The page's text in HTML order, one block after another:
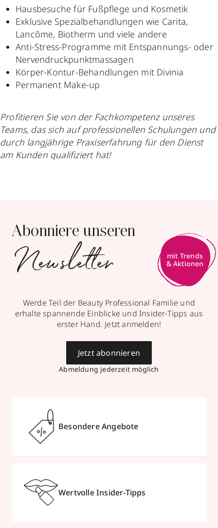
Hausbesuche für Fußpflege und Kosmetik
Exklusive Spezialbehandlungen wie Carita,
Lancôme, Biotherm und viele andere
Anti-Stress-Programme mit Entspannungs- oder
Nervendruckpunktmassagen
Körper-Kontur-Behandlungen mit Divinia
Permanent Make-up
Profitieren Sie von der Fachkompetenz unseres
Teams, das sich auf professionellen Schulungen und
durch langjährige Praxiserfahrung für den Dienst
am Kunden qualifiziert hat!
Abonniere unseren
Newsletter
mit Trends
& Aktionen
Werde Teil der Beauty Professional Familie und
erhalte spannende Einblicke und Insider-Tipps aus
erster Hand. Jetzt anmelden!
Abmeldung jederzeit möglich
Jetzt abonnieren
Besondere Angebote
Wertvolle Insider-Tipps